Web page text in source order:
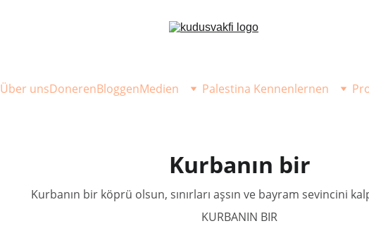
Über unsDonerenBloggenMedien Palestina Kennenlernen
Kurbanın bir
Kurbanın bir köprü olsun, sınırları aşsın ve bayram sevincini
KURBANIN BIR